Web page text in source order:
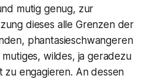
mutig genug, zur
dieses alle Grenzen der
phantasieschwangeren
wildes, ja geradezu
engagieren. An dessen